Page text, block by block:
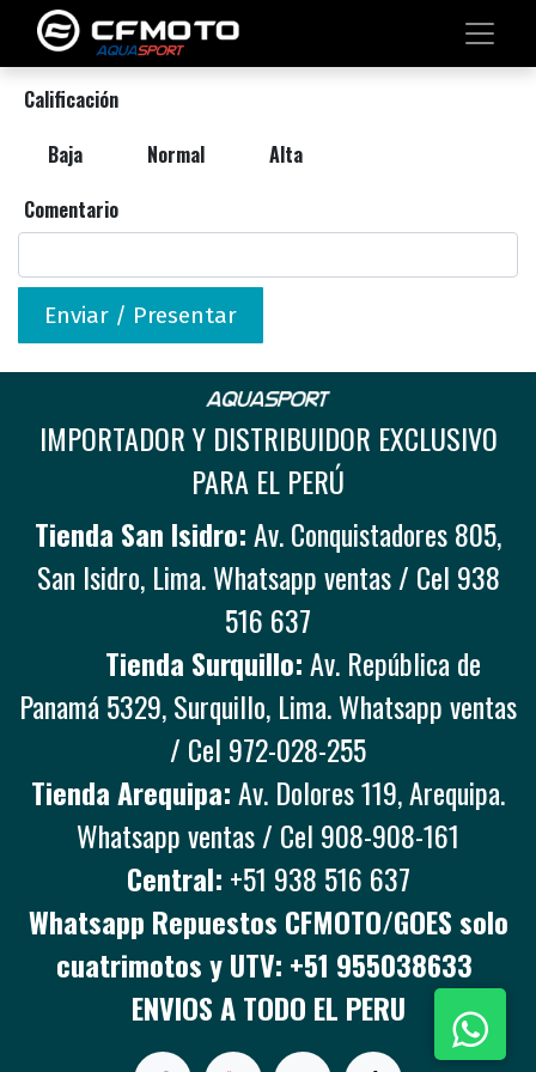
Calificación
Baja
Normal
Alta
Comentario
Enviar / Presentar
IMPORTADOR Y DISTRIBUIDOR EXCLUSIVO
PARA EL PERÚ
Tienda San Isidro:Av. Conquistadores 805,
San Isidro, Lima. Whatsapp ventas / Cel 938
516 637
Tienda Surquillo:Av. República de
Panamá 5329, Surquillo, Lima. Whatsapp ventas
/ Cel 972-028-255
Tienda Arequipa:Av. Dolores 119, Arequipa.
Whatsapp ventas / Cel 908-908-161
Central: +51 938 516 637
Whatsapp Repuestos CFMOTO/GOES solo
cuatrimotos y UTV: +51 955038633
ENVIOS A TODO EL PERU